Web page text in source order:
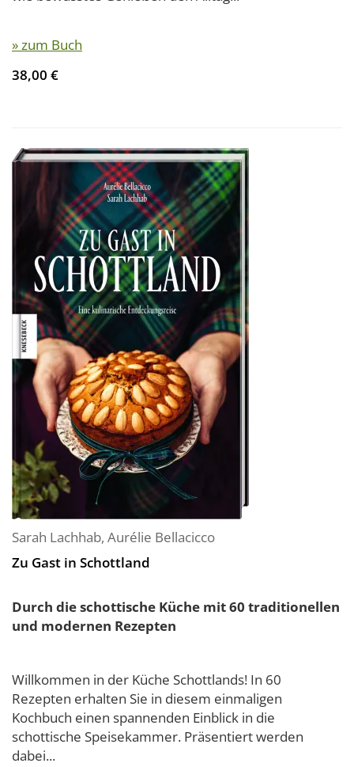
» zum Buch
38,00 €
Sarah Lachhab, Aurélie Bellacicco
Zu Gast in Schottland
Durch die schottische Küche mit 60 traditionellen
und modernen Rezepten
Willkommen in der Küche Schottlands! In 60
Rezepten erhalten Sie in diesem einmaligen
Kochbuch einen spannenden Einblick in die
schottische Speisekammer. Präsentiert werden
dabei...